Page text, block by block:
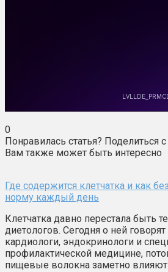
0
Понравилась статья? Поделиться
Вам также может быть интересно
Где содержится клетчатка и как
норму каждый день
Клетчатка давно перестала быть
диетологов. Сегодня о ней говорят
кардиологи, эндокринологи и
профилактической медицине,
пищевые волокна заметно